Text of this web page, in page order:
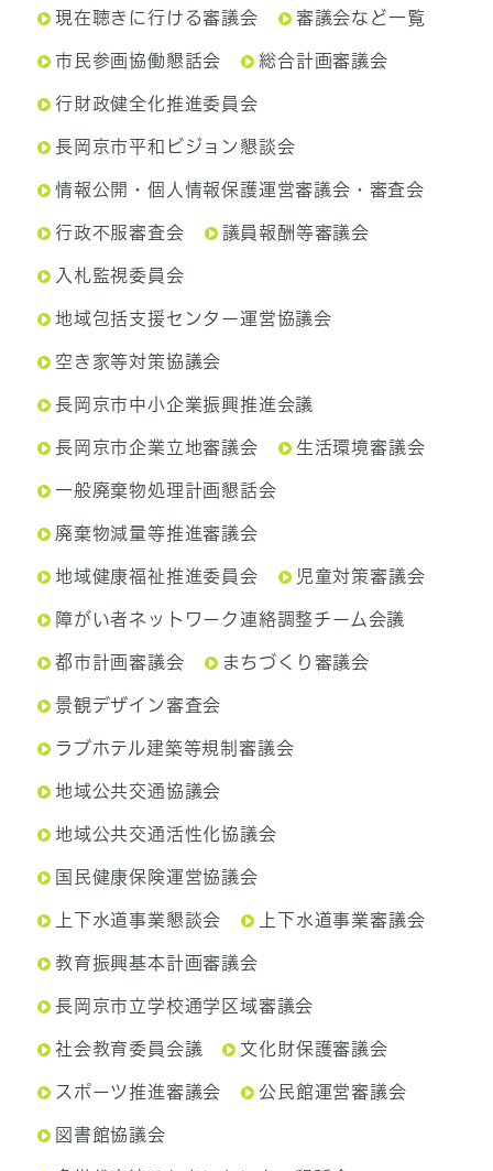
現在聴きに行ける審議会 審議会など一覧
市民参画協働懇話会 総合計画審議会
行財政健全化推進委員会
長岡京市平和ビジョン懇談会
情報公開・個人情報保護運営審議会・審査会
行政不服審査会 議員報酬等審議会
入札監視委員会
地域包括支援センター運営協議会
空き家等対策協議会
長岡京市中小企業振興推進会議
長岡京市企業立地審議会 生活環境審議会
一般廃棄物処理計画懇話会
廃棄物減量等推進審議会
地域健康福祉推進委員会 児童対策審議会
障がい者ネットワーク連絡調整チーム会議
都市計画審議会 まちづくり審議会
景観デザイン審査会
ラブホテル建築等規制審議会
地域公共交通協議会
地域公共交通活性化協議会
国民健康保険運営協議会
上下水道事業懇談会 上下水道事業審議会
教育振興基本計画審議会
長岡京市立学校通学区域審議会
社会教育委員会議 文化財保護審議会
スポーツ推進審議会 公民館運営審議会
図書館協議会